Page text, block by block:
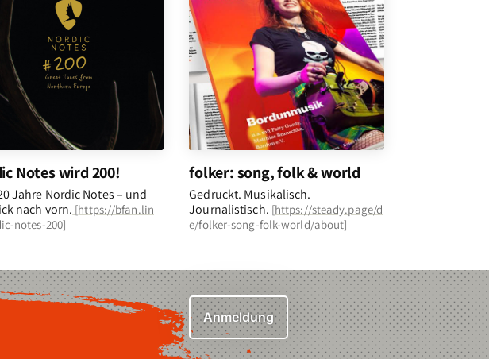
Notes wird 200!
Jahre Nordic Notes – und
nach vorn. [https://bfan.lin
notes-200]
folker: song, folk & world
Gedruckt. Musikalisch.
Journalistisch. [https://steady.page/d
e/folker-song-folk-world/about]
Anmeldung